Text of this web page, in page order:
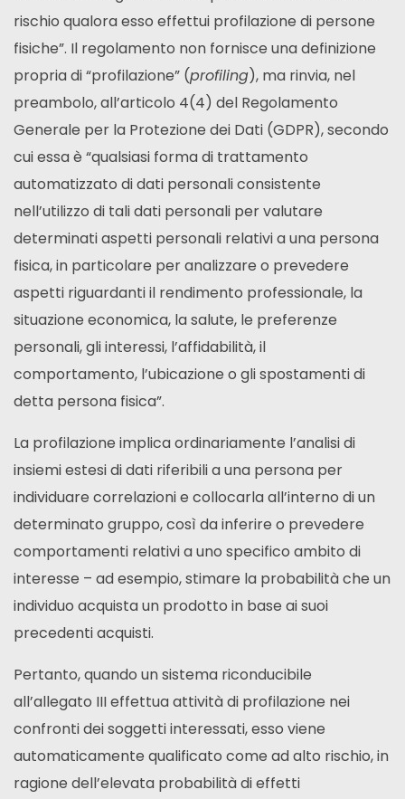
rischio qualora esso effettui profilazione di persone
fisiche”. Il regolamento non fornisce una definizione
propria di “profilazione” (profiling), ma rinvia, nel
preambolo, all’articolo 4(4) del Regolamento
Generale per la Protezione dei Dati (GDPR), secondo
cui essa è “qualsiasi forma di trattamento
automatizzato di dati personali consistente
nell’utilizzo di tali dati personali per valutare
determinati aspetti personali relativi a una persona
fisica, in particolare per analizzare o prevedere
aspetti riguardanti il rendimento professionale, la
situazione economica, la salute, le preferenze
personali, gli interessi, l’affidabilità, il
comportamento, l’ubicazione o gli spostamenti di
detta persona fisica”.
La profilazione implica ordinariamente l’analisi di
insiemi estesi di dati riferibili a una persona per
individuare correlazioni e collocarla all’interno di un
determinato gruppo, così da inferire o prevedere
comportamenti relativi a uno specifico ambito di
interesse – ad esempio, stimare la probabilità che un
individuo acquista un prodotto in base ai suoi
precedenti acquisti.
Pertanto, quando un sistema riconducibile
all’allegato III effettua attività di profilazione nei
confronti dei soggetti interessati, esso viene
automaticamente qualificato come ad alto rischio, in
ragione dell’elevata probabilità di effetti